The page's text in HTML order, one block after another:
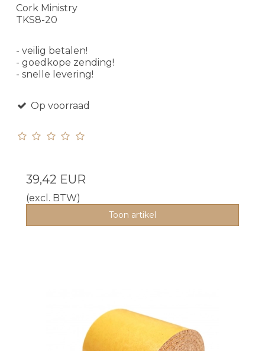
Cork Ministry
TKS8-20
- veilig betalen!
- goedkope zending!
- snelle levering!
Op voorraad
39,42 EUR
(excl. BTW)
Toon artikel